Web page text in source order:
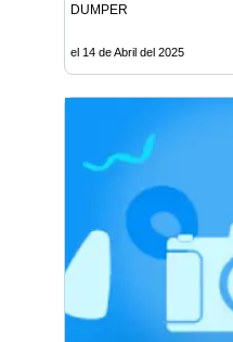
DUMPER
el 14 de Abril del 2025